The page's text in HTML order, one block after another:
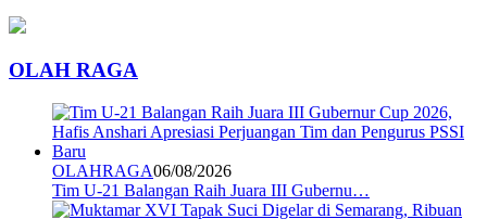
OLAH RAGA
OLAHRAGA06/08/2026
Tim U-21 Balangan Raih Juara III Gubernu…